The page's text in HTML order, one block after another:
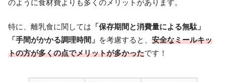
のように食材費よりも多くのメリットがあります。
特に、離乳食に関しては 「保存期間と消費量による無駄」
「手間がかかる調理時間」
を考慮すると、 安全なミールキッ
トの方が多くの点でメリットが多かったです！